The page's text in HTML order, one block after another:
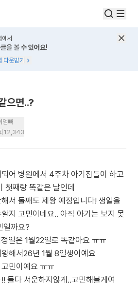
서
을 볼 수 있어요!
다운받기
으면..?
엄빠
12,343
어 병원에서 4주차 아기집들이 하고
첫째랑 똑같은 날인데
서 둘째도 제왕 예정입니다! 생일을
지 고민이네요.. 아직 아기는 보지 못
일까요?
일은 1월22일로 똑같아요 ㅠㅠ
해서26년 1월 8일생이예요
민이예요 ㅠㅠ